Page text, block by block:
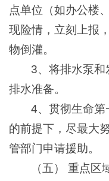
点单位（如办公楼
现险情，立刻上报
物倒灌。
3、将排水泵
排水准备。
4、贯彻生命第
的前提下，尽最大
管部门申请援助。
（五） 重点区